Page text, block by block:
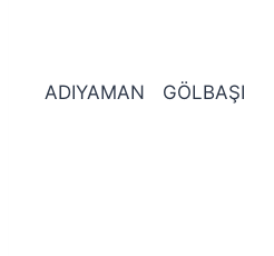
ADIYAMAN GÖLBAŞI